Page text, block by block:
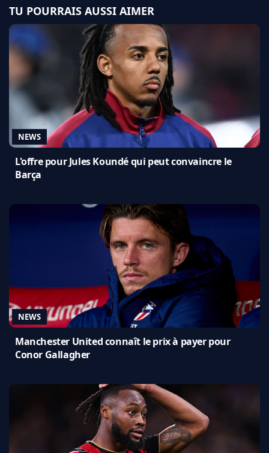
TU POURRAIS AUSSI AIMER
NEWS
L'offre pour Jules Koundé qui peut convaincre le
Barça
NEWS
Manchester United connaît le prix à payer pour
Conor Gallagher